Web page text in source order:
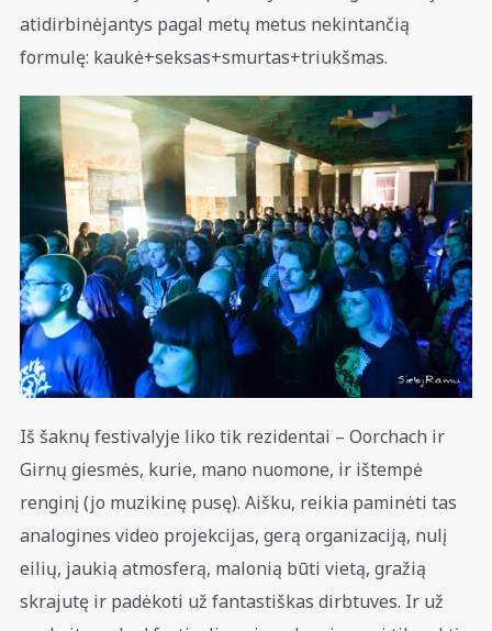
atidirbinėjantys pagal metų metus nekintančią
formulę: kaukė+seksas+smurtas+triukšmas.
Iš šaknų festivalyje liko tik rezidentai – Oorchach ir
Girnų giesmės, kurie, mano nuomone, ir ištempė
renginį (jo muzikinę pusę). Aišku, reikia paminėti tas
analogines video projekcijas, gerą organizaciją, nulį
eilių, jaukią atmosferą, malonią būti vietą, gražią
skrajutę ir padėkoti už fantastiškas dirbtuves. Ir už